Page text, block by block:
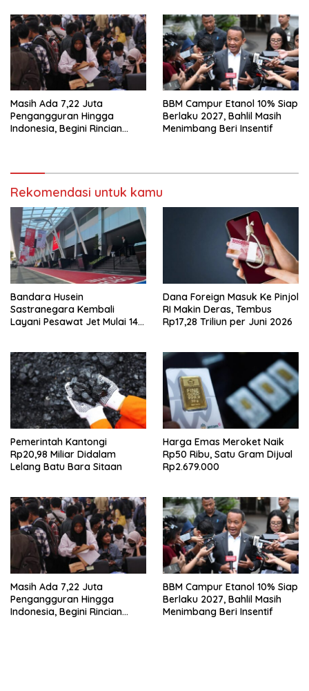
Masih Ada 7,22 Juta
Pengangguran Hingga
Indonesia, Begini Rincian
BBM Campur Etanol 10% Siap
Berlaku 2027, Bahlil Masih
Menimbang Beri Insentif
Rekomendasi untuk kamu
Bandara Husein
Sastranegara Kembali
Layani Pesawat Jet Mulai 14
Dana Foreign Masuk Ke Pinjol
RI Makin Deras, Tembus
Rp17,28 Triliun per Juni 2026
Pemerintah Kantongi
Rp20,98 Miliar Didalam
Lelang Batu Bara Sitaan
Harga Emas Meroket Naik
Rp50 Ribu, Satu Gram Dijual
Rp2.679.000
Masih Ada 7,22 Juta
Pengangguran Hingga
Indonesia, Begini Rincian
BBM Campur Etanol 10% Siap
Berlaku 2027, Bahlil Masih
Menimbang Beri Insentif